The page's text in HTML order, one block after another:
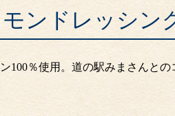
ンドレッシン
100％使用。道の駅みまさんとの